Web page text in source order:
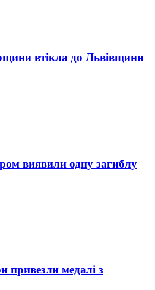
втікла до Львівщини
виявили одну загиблу
привезли медалі з